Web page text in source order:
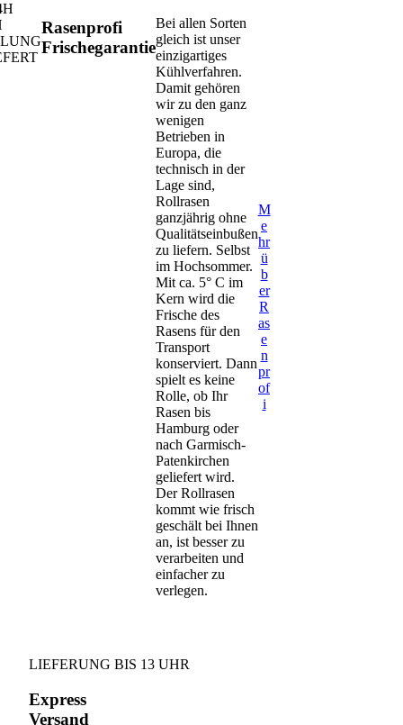
Rasenprofi
Frischegarantie
Bei allen Sorten
gleich ist unser
einzigartiges
Kühlverfahren.
Damit gehören
wir zu den ganz
wenigen
Betrieben in
Europa, die
technisch in der
Lage sind,
Rollrasen
ganzjährig ohne
Qualitätseinbußen
zu liefern. Selbst
im Hochsommer.
Mit ca. 5° C im
Kern wird die
Frische des
Rasens für den
Transport
konserviert. Dann
spielt es keine
Rolle, ob Ihr
Rasen bis
Hamburg oder
nach Garmisch-
Patenkirchen
geliefert wird.
Der Rollrasen
kommt wie frisch
geschält bei Ihnen
an, ist besser zu
verarbeiten und
einfacher zu
verlegen.
M
e
hr
ü
b
er
R
as
e
n
pr
of
i
LIEFERUNG BIS 13 UHR
Express
Versand